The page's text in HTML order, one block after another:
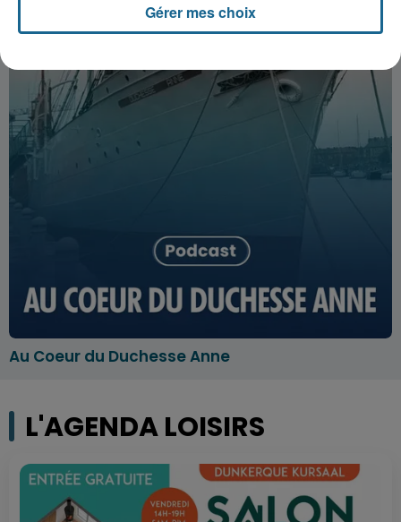
Au Coeur du Duchesse Anne
L'AGENDA LOISIRS
Gérer mes choix